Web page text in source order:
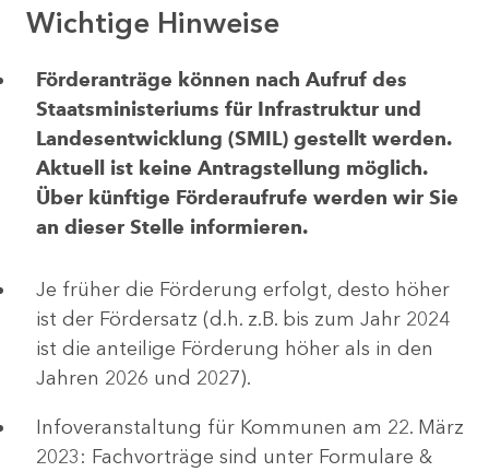
Wichtige Hinweise
Förderanträge können nach Aufruf des
Staatsministeriums für Infrastruktur und
Landesentwicklung (SMIL) gestellt werden.
Aktuell ist keine Antragstellung möglich.
Über künftige Förderaufrufe werden wir Sie
an dieser Stelle informieren.
Je früher die Förderung erfolgt, desto höher
ist der Fördersatz (d.h. z.B. bis zum Jahr 2024
ist die anteilige Förderung höher als in den
Jahren 2026 und 2027).
Infoveranstaltung für Kommunen am 22. März
2023: Fachvorträge sind unter Formulare &